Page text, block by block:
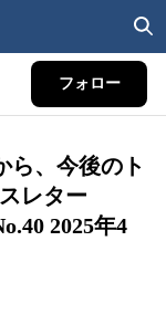
フォロー
ら、今後のト
レター
2025年4